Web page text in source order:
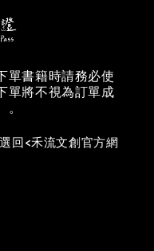
單書籍時請務必使
單將不視為訂單成
回<禾流文創官方網